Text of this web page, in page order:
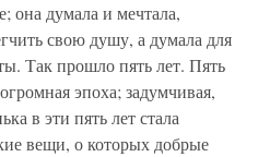
она думала и мечтала,
свою душу, а думала для
Так прошло пять лет. Пять
эпоха; задумчивая,
в эти пять лет стала
вещи, о которых добрые